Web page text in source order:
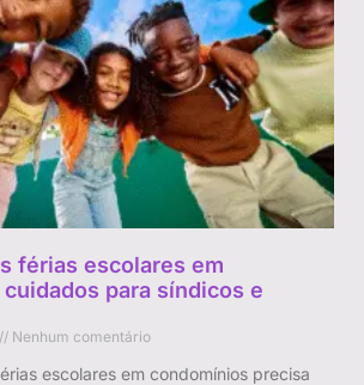
férias escolares em
para síndicos e
Nenhum comentário
escolares em condomínios precisa